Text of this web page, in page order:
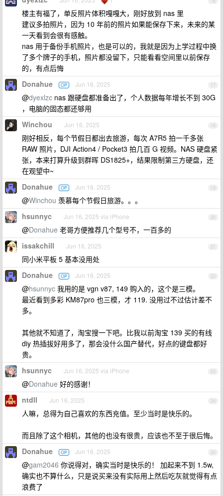
楼主有福了，单反照片体积嘎嘎大，刚好放到 nas 里
建议多拍照片，因为 10 年前的照片如果能保存下来，未来的某
一天看到会很有感触。
nas 用于备份手机照片，也是可以的，我就是因为上学过程中换
了多个牌子的手机，照片都没留下，只能看看空间里以前保存
的，有点后悔
17
Donahue OP Jun 16, 2025
@dyexlzc nas 跟硬盘都准备出了，个人数据每年增长不到 30G
，电脑的固态都还够用
18
Winchou Jun 16, 2025
刚好相反，每个节假日都出去旅游，每次 A7R5 拍一千多张
RAW 照片，DJI Action4 / Pocket3 拍几百 G 视频。NAS 硬盘紧
张，本来打算升级到群晖 DS1825+，结果限制第三方硬盘，还
在观望中~
19
Donahue OP Jun 16, 2025
@Winchou 羡慕每个节假日旅游。。。
20
hsunnyc Jun 16, 2025 via iPhone
@Donahue 老哥方便推荐几个型号不，一百多的
21
issakchill Jun 16, 2025
同小米平板 5 基本没用处
22
Donahue OP Jun 16, 2025
@hsunnyc 我用的是 vgn v87, 149 购入的，这个是三模。
最近看到多彩 KM87pro 也三模，才 119. 没用过不过估计差不
多。
其他就不知道了，淘宝搜一下吧。比我以前淘宝 139 买的有线
diy 热插拔好用多了，那会没什么国产替代，好点的键盘都好
贵。
23
hsunnyc Jun 16, 2025 via iPhone
@Donahue 好的感谢！
24
ntdll Jun 16, 2025
人嘛，总得为自己喜欢的东西充值。至少当时是快乐的。
而且除了这个相机，其他的也没有很贵，应该也不至于很后悔。
25
Donahue OP Jun 16, 2025
@gam2046 你说得对，确实当时是快乐的！ 加起来不到 1.5w,
确实也不算什么，只是说买来没有实际用上然后吃灰就觉得有点
浪费了